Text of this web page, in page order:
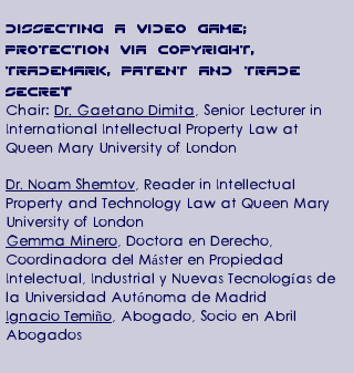
dissecting a video game:
protection via copyright,
trademark, patent and trade
secret
Chair: Dr. Gaetano Dimita, Senior Lecturer in
International Intellectual Property Law at
Queen Mary University of London
Dr. Noam Shemtov, Reader in Intellectual
Property and Technology Law at Queen Mary
University of London
Gemma Minero, Doctora en Derecho,
Coordinadora del Máster en Propiedad
Intelectual, Industrial y Nuevas Tecnologías de
la Universidad Autónoma de Madrid
Ignacio Temiño, Abogado, Socio en Abril
Abogados